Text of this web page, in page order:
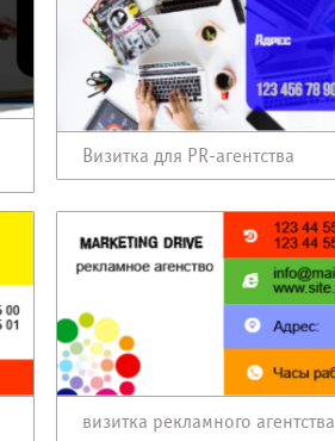
Визитка для PR-агентства
визитка рекламного агентства